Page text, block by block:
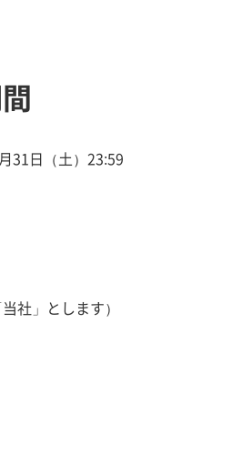
31日（土）23:59
社」とします）